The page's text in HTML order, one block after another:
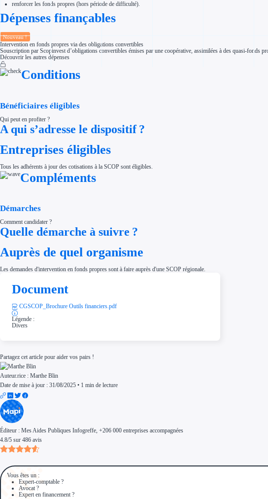
Aides Région Pays de la Loire
Outre-mer
Aides Région Guadeloupe
Aides Région Réunion
Nos tarifs
Nos partenaires
Contactez-nous
renforcer les fonds propres (hors période de difficulté).
Dépenses finançables
Nouveau !
Intervention en fonds propres via des obligations convertibles
Souscription par Scopinvest d’obligations convertibles émises par une coopérative, assimilées à des quasi-fonds
Découvrir les autres dépenses
Conditions
Bénéficiaires éligibles
Qui peut en profiter ?
A qui s’adresse le dispositif ?
Entreprises éligibles
Tous les adhérents à jour des cotisations à la SCOP sont éligibles.
Compléments
Démarches
Comment candidater ?
Quelle démarche à suivre ?
Auprès de quel organisme
Les demandes d'intervention en fonds propres sont à faire auprès d'une SCOP régionale.
Document
CGSCOP_Brochure Outils financiers.pdf
Légende :
Divers
Partagez cet article pour aider vos pairs !
Auteur.rice : Marthe Blin
Date de mise à jour : 31/08/2025 • 1 min de lecture
Éditeur : Mes Aides Publiques Infogreffe, +206 000 entreprises accompagnées
4.8/5 sur 486 avis
Vous êtes un :
Expert-comptable ?
Avocat ?
Expert en financement ?